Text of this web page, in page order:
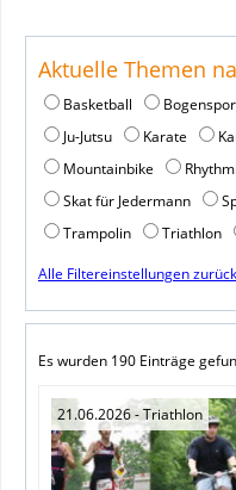
Aktuelle Themen
Basketball
Ju-Jutsu
Karate
Mountainbike
Skat für Jedermann
Trampolin
Triathlon
Alle Filtereinstellungen
Es wurden 190 Einträge
21.06.2026- Triathlon